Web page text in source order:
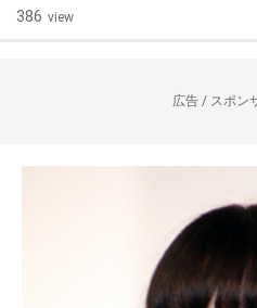
386 view
広告 / スポン